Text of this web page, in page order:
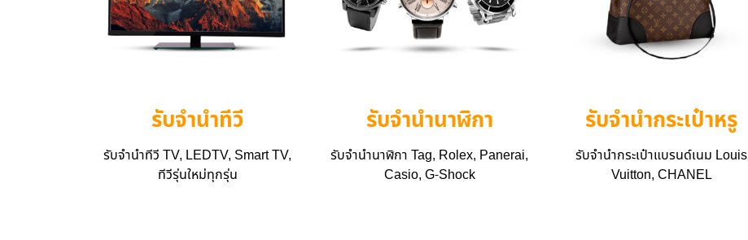
รับจำนำทีวี
รับจำนำทีวี TV, LEDTV, Smart TV,
ทีวีรุ่นใหม่ทุกรุ่น
รับจำนำนาฬิกา
รับจำนำนาฬิกา Tag, Rolex, Panerai,
Casio, G-Shock
รับจำนำกระเป๋าหรู
รับจำนำกระเป๋าแบรนด์เนม Louis
Vuitton, CHANEL